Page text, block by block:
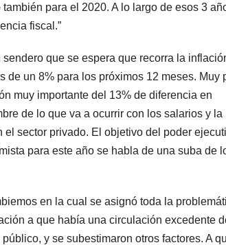
para el 2020. A lo largo de esos 3
fiscal.”
que se espera que recorra la
de un 8% para los próximos 12 meses. Muy
muy importante del 13% de diferencia en
de lo que va a ocurrir con los salarios y la
sector privado. El objetivo del poder
para este año se habla de una suba de
en la cual se asignó toda la
a que había una circulación excedente
y se subestimaron otros factores. A